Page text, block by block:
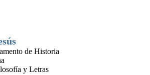
de Historia
y Letras